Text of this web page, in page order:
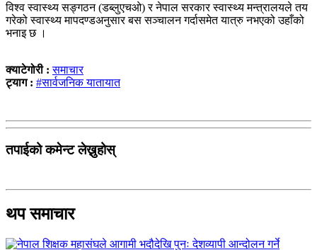
विश्व स्वास्थ्य सङ्गठन (डब्लुएचओ) र नेपाल सरकार स्वास्थ्य मन्त्रालयले तय
गरेको स्वास्थ्य मापदण्डअनुसार बस सञ्चालन गर्दासमेत यात्रु नभएको उहाँको
भनाइ छ ।
क्याटेगोरी :समाचार
ट्याग : #सार्वजनिक यातायात
तपाईको कमेन्ट लेख्नुहोस्
थप समाचार